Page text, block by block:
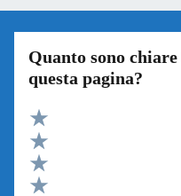
Quanto sono
questa pagina?
Valuta 5 stelle su 5
Valuta 4 stelle su 5
Valuta 3 stelle su 5